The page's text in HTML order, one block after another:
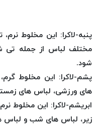
پلاس
PPLUS
بافت
بدون
موم
زتا
پنبه-لاکرا: این مخلوط
مختلف لباس از جمله تی
شود.
پشم-لاکرا: این مخلوط
های ورزشی، لباس های
ابریشم-لاکرا: این مخلوط
زیر، لباس های شب و لباس